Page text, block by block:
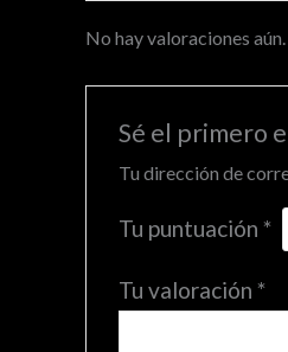
No hay valoraciones aún.
Sé el primero
Tu dirección de
Tu puntuación *
Tu valoración *